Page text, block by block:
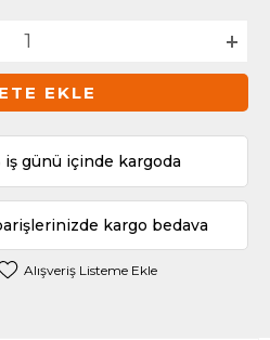
EKLE
iş günü içinde kargoda
kargo bedava
Alışveriş Listeme Ekle